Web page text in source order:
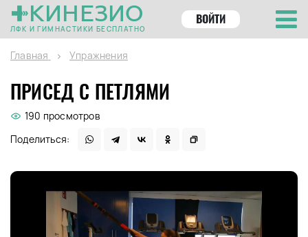
КИНЕЗИО
ЛФК И ГИМНАСТИКИ БЕСПЛАТНО
ВОЙТИ
Главная Упражнения
ПРИСЕД С ПЕТЛЯМИ
190 просмотров
Поделиться: